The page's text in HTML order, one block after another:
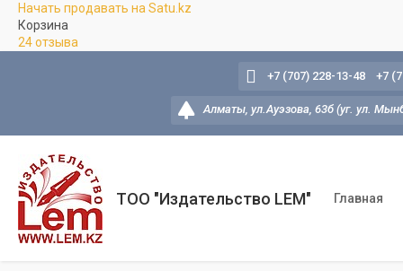
Начать продавать на Satu.kz
Корзина
24 отзыва
Алматы, ул.Ауэзова, 63б (уг. ул.
+7 (707) 228-13-48 +7
ТОО "Издательство LEM" Главная